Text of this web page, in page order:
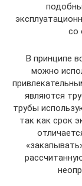
со
В принципе
можно
являются
трубы
так как срок